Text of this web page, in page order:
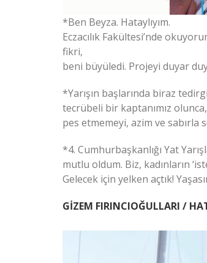
*Ben Beyza. Hataylıyım.
Eczacılık Fakültesi’nde
fikri,
beni büyüledi. Projeyi duyar
*Yarışın başlarında biraz
tecrübeli bir kaptanımız
pes etmemeyi, azim ve sabırla
*4. Cumhurbaşkanlığı Yat
mutlu oldum. Biz, kadınların
Gelecek için yelken açtık!
GİZEM FIRINCIOĞULLARI /